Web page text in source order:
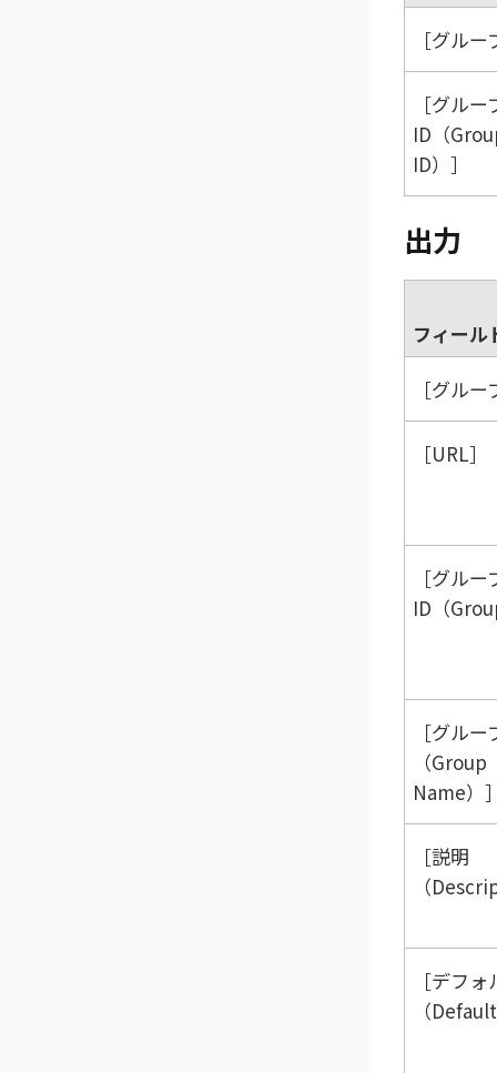
グルー
グルー
ID（
ID）
出力
フィール
グルー
URL
グルー
ID（
グルー
（Group
Name）
説明
（
デフォ
（